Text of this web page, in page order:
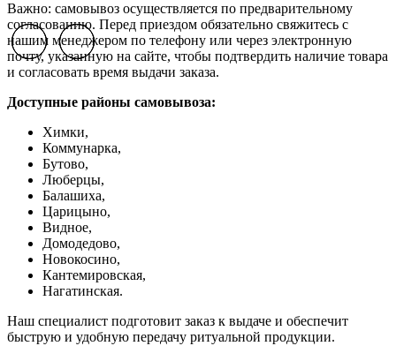
Важно: самовывоз осуществляется по предварительному
согласованию. Перед приездом обязательно свяжитесь с
нашим менеджером по телефону или через электронную
почту, указанную на сайте, чтобы подтвердить наличие товара
и согласовать время выдачи заказа.
Доступные районы самовывоза:
Химки,
Коммунарка,
Бутово,
Люберцы,
Балашиха,
Царицыно,
Видное,
Домодедово,
Новокосино,
Кантемировская,
Нагатинская.
Наш специалист подготовит заказ к выдаче и обеспечит
быструю и удобную передачу ритуальной продукции.
Previous slideNext slide
Previous slideNext slide
Previous slideNext slide